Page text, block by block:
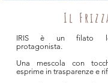
Il
IRIS è un filato
protagonista.
Una mescola con
esprime in trasparenze e